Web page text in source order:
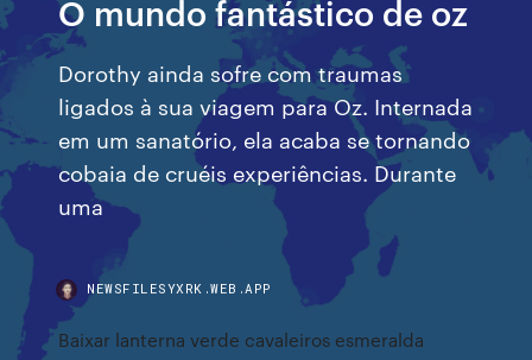
O mundo fantástico de oz
Dorothy ainda sofre com traumas
ligados à sua viagem para Oz. Internada
em um sanatório, ela acaba se tornando
cobaia de cruéis experiências. Durante
uma
NEWSFILESYXRK.WEB.APP
Baixar lanterna verde cavaleiros esmeralda